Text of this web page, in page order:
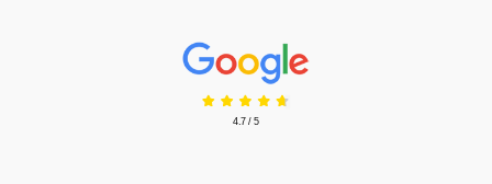
Prisjakt Anmeldelser: 4.7 Stjerne
4.7 / 5